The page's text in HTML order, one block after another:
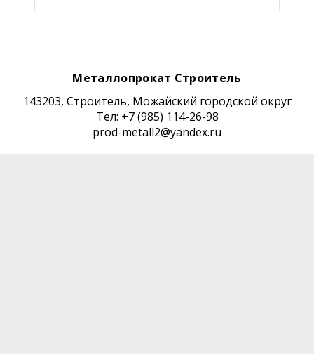
Металлопрокат Строитель
143203, Строитель, Можайский городской округ
Тел: +7 (985) 114-26-98
prod-metall2@yandex.ru